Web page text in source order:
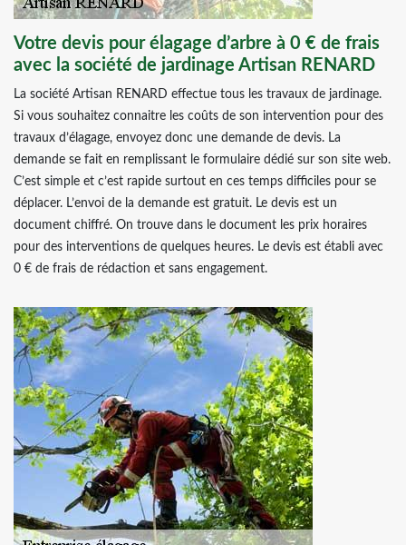
Votre devis pour élagage d’arbre à 0 € de frais
avec la société de jardinage Artisan RENARD
La société Artisan RENARD effectue tous les travaux de jardinage.
Si vous souhaitez connaitre les coûts de son intervention pour des
travaux d’élagage, envoyez donc une demande de devis. La
demande se fait en remplissant le formulaire dédié sur son site web.
C’est simple et c’est rapide surtout en ces temps difficiles pour se
déplacer. L’envoi de la demande est gratuit. Le devis est un
document chiffré. On trouve dans le document les prix horaires
pour des interventions de quelques heures. Le devis est établi avec
0 € de frais de rédaction et sans engagement.